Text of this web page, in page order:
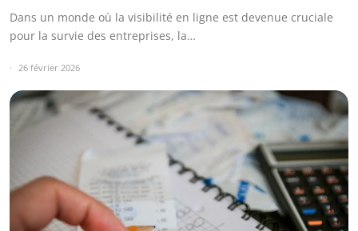
Dans un monde où la visibilité en ligne est devenue cruciale
pour la survie des entreprises, la…
26 février 2026